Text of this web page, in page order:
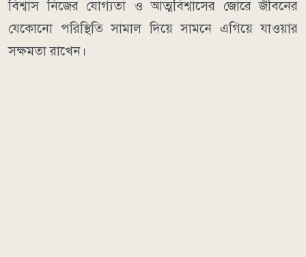
বিশ্বাস নিজের যোগ্যতা ও আত্মবিশ্বাসের জোরে জীবনের
যেকোনো পরিস্থিতি সামাল দিয়ে সামনে এগিয়ে যাওয়ার
সক্ষমতা রাখেন।